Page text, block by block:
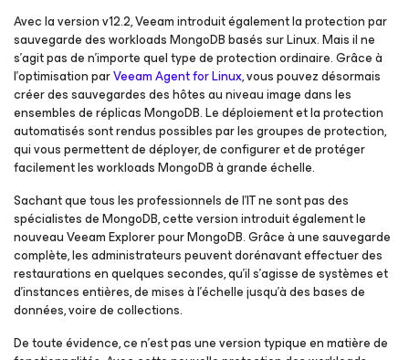
Avec la version v12.2, Veeam introduit également la protection par
sauvegarde des workloads MongoDB basés sur Linux. Mais il ne
s’agit pas de n’importe quel type de protection ordinaire. Grâce à
l’optimisation parVeeam Agent for Linux, vous pouvez désormais
créer des sauvegardes des hôtes au niveau image dans les
ensembles de réplicas MongoDB. Le déploiement et la protection
automatisés sont rendus possibles par les groupes de protection,
qui vous permettent de déployer, de configurer et de protéger
facilement les workloads MongoDB à grande échelle.
Sachant que tous les professionnels de l’IT ne sont pas des
spécialistes de MongoDB, cette version introduit également le
nouveau Veeam Explorer pour MongoDB. Grâce à une sauvegarde
complète, les administrateurs peuvent dorénavant effectuer des
restaurations en quelques secondes, qu’il s’agisse de systèmes et
d’instances entières, de mises à l’échelle jusqu’à des bases de
données, voire de collections.
De toute évidence, ce n’est pas une version typique en matière de